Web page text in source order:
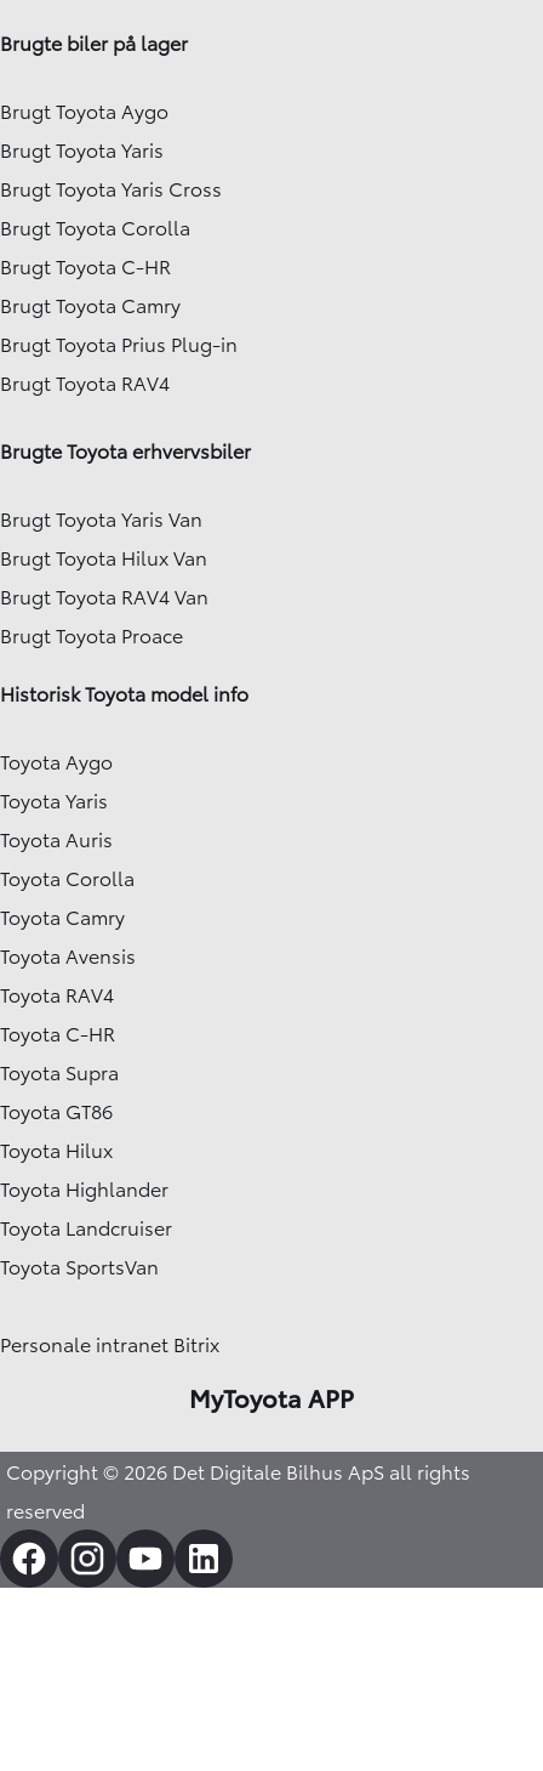
Brugte biler på lager
Brugt Toyota Aygo
Brugt Toyota Yaris
Brugt Toyota Yaris Cross
Brugt Toyota Corolla
Brugt Toyota C-HR
Brugt Toyota Camry
Brugt Toyota Prius Plug-in
Brugt Toyota RAV4
Brugte Toyota erhvervsbiler
Brugt Toyota Yaris Van
Brugt Toyota Hilux Van
Brugt Toyota RAV4 Van
Brugt Toyota Proace
Historisk Toyota model info
Toyota Aygo
Toyota Yaris
Toyota Auris
Toyota Corolla
Toyota Camry
Toyota Avensis
Toyota RAV4
Toyota C-HR
Toyota Supra
Toyota GT86
Toyota Hilux
Toyota Highlander
Toyota Landcruiser
Toyota SportsVan
Personale intranet Bitrix
MyToyota APP
Copyright © 2026 Det Digitale Bilhus ApS all rights
reserved